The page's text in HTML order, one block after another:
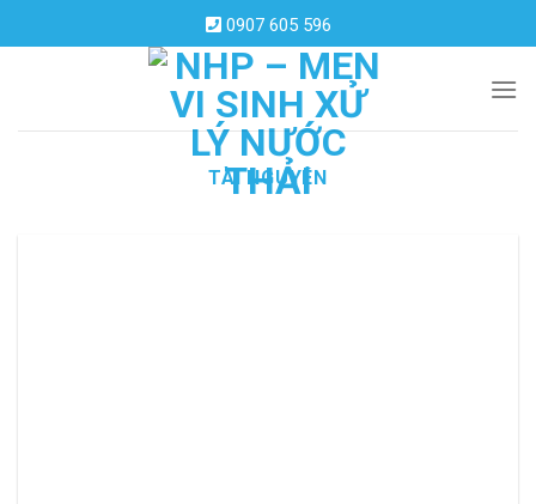
to
0907 605 596
TÀI NGUYÊN